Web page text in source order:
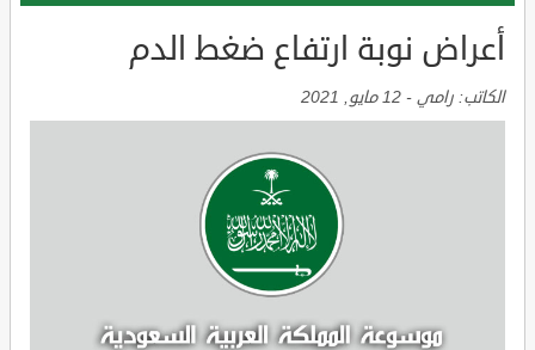
أعراض نوبة ارتفاع ضغط الدم
الكاتب: رامي - 12 مايو, 2021